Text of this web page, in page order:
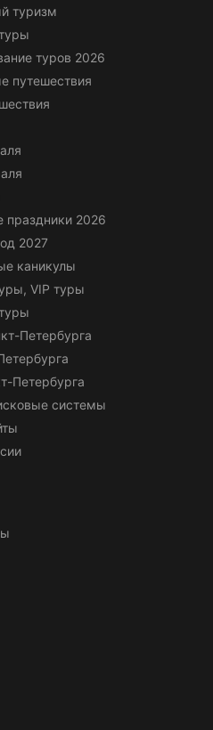
туризм
туров 2026
путешествия
праздники 2026
2027
каникулы
VIP туры
Петербурга
Петербурга
системы